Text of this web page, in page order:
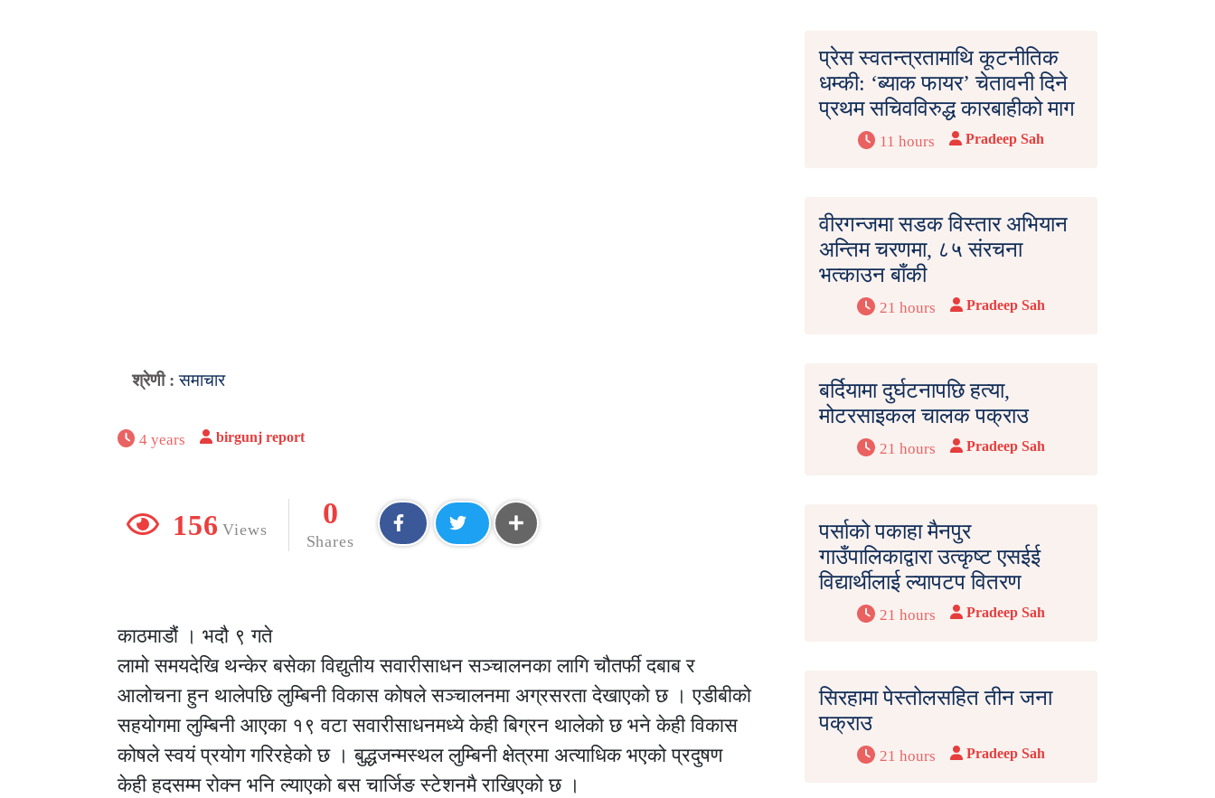
श्रेणी :समाचार
4 years birgunj report
156 Views
0
Shares
काठमाडौं । भदौ ९ गते
लामो समयदेखि थन्केर बसेका विद्युतीय सवारीसाधन सञ्चालनका लागि चौतर्फी दबाब र
आलोचना हुन थालेपछि लुम्बिनी विकास कोषले सञ्चालनमा अग्रसरता देखाएको छ । एडीबीको
सहयोगमा लुम्बिनी आएका १९ वटा सवारीसाधनमध्ये केही बिग्रन थालेको छ भने केही विकास
कोषले स्वयं प्रयोग गरिरहेको छ । बुद्धजन्मस्थल लुम्बिनी क्षेत्रमा अत्याधिक भएको प्रदुषण
केही हदसम्म रोक्न भनि ल्याएको बस चार्जिङ स्टेशनमै राखिएको छ ।
प्रेस स्वतन्त्रतामाथि कूटनीतिक
धम्की: ‘ब्याक फायर’ चेतावनी दिने
प्रथम सचिवविरुद्ध कारबाहीको माग
11 hours Pradeep Sah
वीरगन्जमा सडक विस्तार अभियान
अन्तिम चरणमा, ८५ संरचना
भत्काउन बाँकी
21 hours Pradeep Sah
बर्दियामा दुर्घटनापछि हत्या,
मोटरसाइकल चालक पक्राउ
21 hours Pradeep Sah
पर्साको पकाहा मैनपुर
गाउँपालिकाद्वारा उत्कृष्ट एसईई
विद्यार्थीलाई ल्यापटप वितरण
21 hours Pradeep Sah
सिरहामा पेस्तोलसहित तीन जना
पक्राउ
21 hours Pradeep Sah